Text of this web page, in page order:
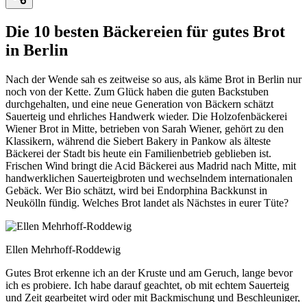
Die 10 besten Bäckereien für gutes Brot
in Berlin
Nach der Wende sah es zeitweise so aus, als käme Brot in Berlin nur
noch von der Kette. Zum Glück haben die guten Backstuben
durchgehalten, und eine neue Generation von Bäckern schätzt
Sauerteig und ehrliches Handwerk wieder. Die Holzofenbäckerei
Wiener Brot in Mitte, betrieben von Sarah Wiener, gehört zu den
Klassikern, während die Siebert Bakery in Pankow als älteste
Bäckerei der Stadt bis heute ein Familienbetrieb geblieben ist.
Frischen Wind bringt die Acid Bäckerei aus Madrid nach Mitte, mit
handwerklichen Sauerteigbroten und wechselndem internationalen
Gebäck. Wer Bio schätzt, wird bei Endorphina Backkunst in
Neukölln fündig. Welches Brot landet als Nächstes in eurer Tüte?
Ellen Mehrhoff-Roddewig
Gutes Brot erkenne ich an der Kruste und am Geruch, lange bevor
ich es probiere. Ich habe darauf geachtet, ob mit echtem Sauerteig
und Zeit gearbeitet wird oder mit Backmischung und Beschleuniger,